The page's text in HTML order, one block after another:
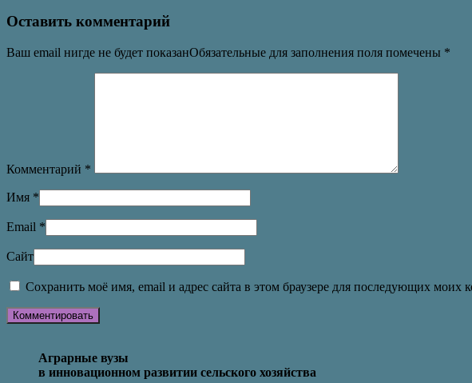
Оставить комментарий
Ваш email нигде не будет показанОбязательные для заполнения поля помечены *
Комментарий *
Имя *
Email *
Сайт
Сохранить моё имя, email и адрес сайта в этом браузере для последующих моих
Аграрные вузы
в инновационном развитии сельского хозяйства